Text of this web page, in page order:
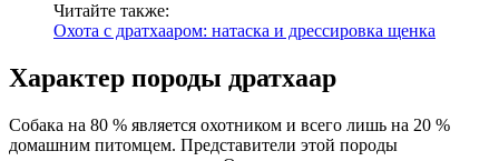
Читайте также:
Охота с дратхааром: натаска и дрессировка щенка
Характер породы дратхаар
Собака на 80 % является охотником и всего лишь на 20 %
домашним питомцем. Представители этой породы